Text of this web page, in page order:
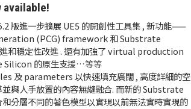
available!
版進一步擴展 UE5 的開創性工具集 , 新功能——
(PCG) framework 和 Substrate
穩定性改進 . 還有加強了 virtual production
Silicon 的原生支援…等等
及 parameters 以快速填充廣闊 , 高度詳細的空
與人手放置的內容無縫融合. 而新的 Substrate
分層不同的著色模型以實現以前無法實時實現的